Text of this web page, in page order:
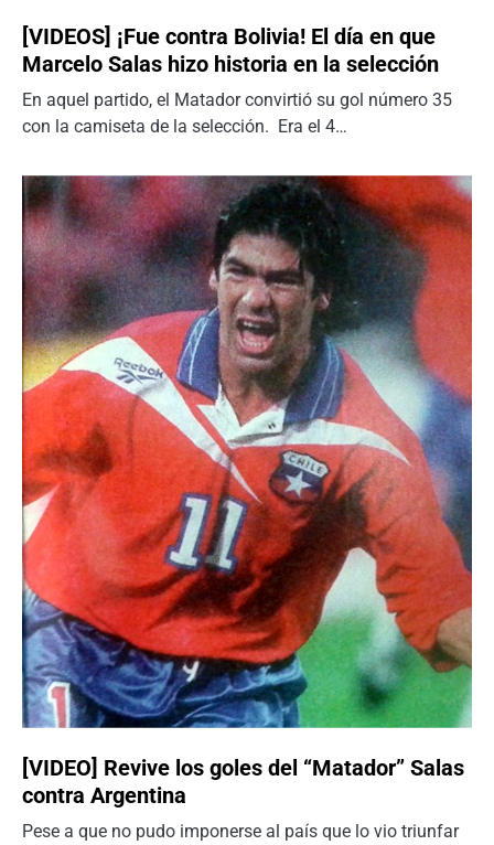
[VIDEOS] ¡Fue contra Bolivia! El día en que
Marcelo Salas hizo historia en la selección
En aquel partido, el Matador convirtió su gol número 35
con la camiseta de la selección. Era el 4…
[VIDEO] Revive los goles del “Matador” Salas
contra Argentina
Pese a que no pudo imponerse al país que lo vio triunfar